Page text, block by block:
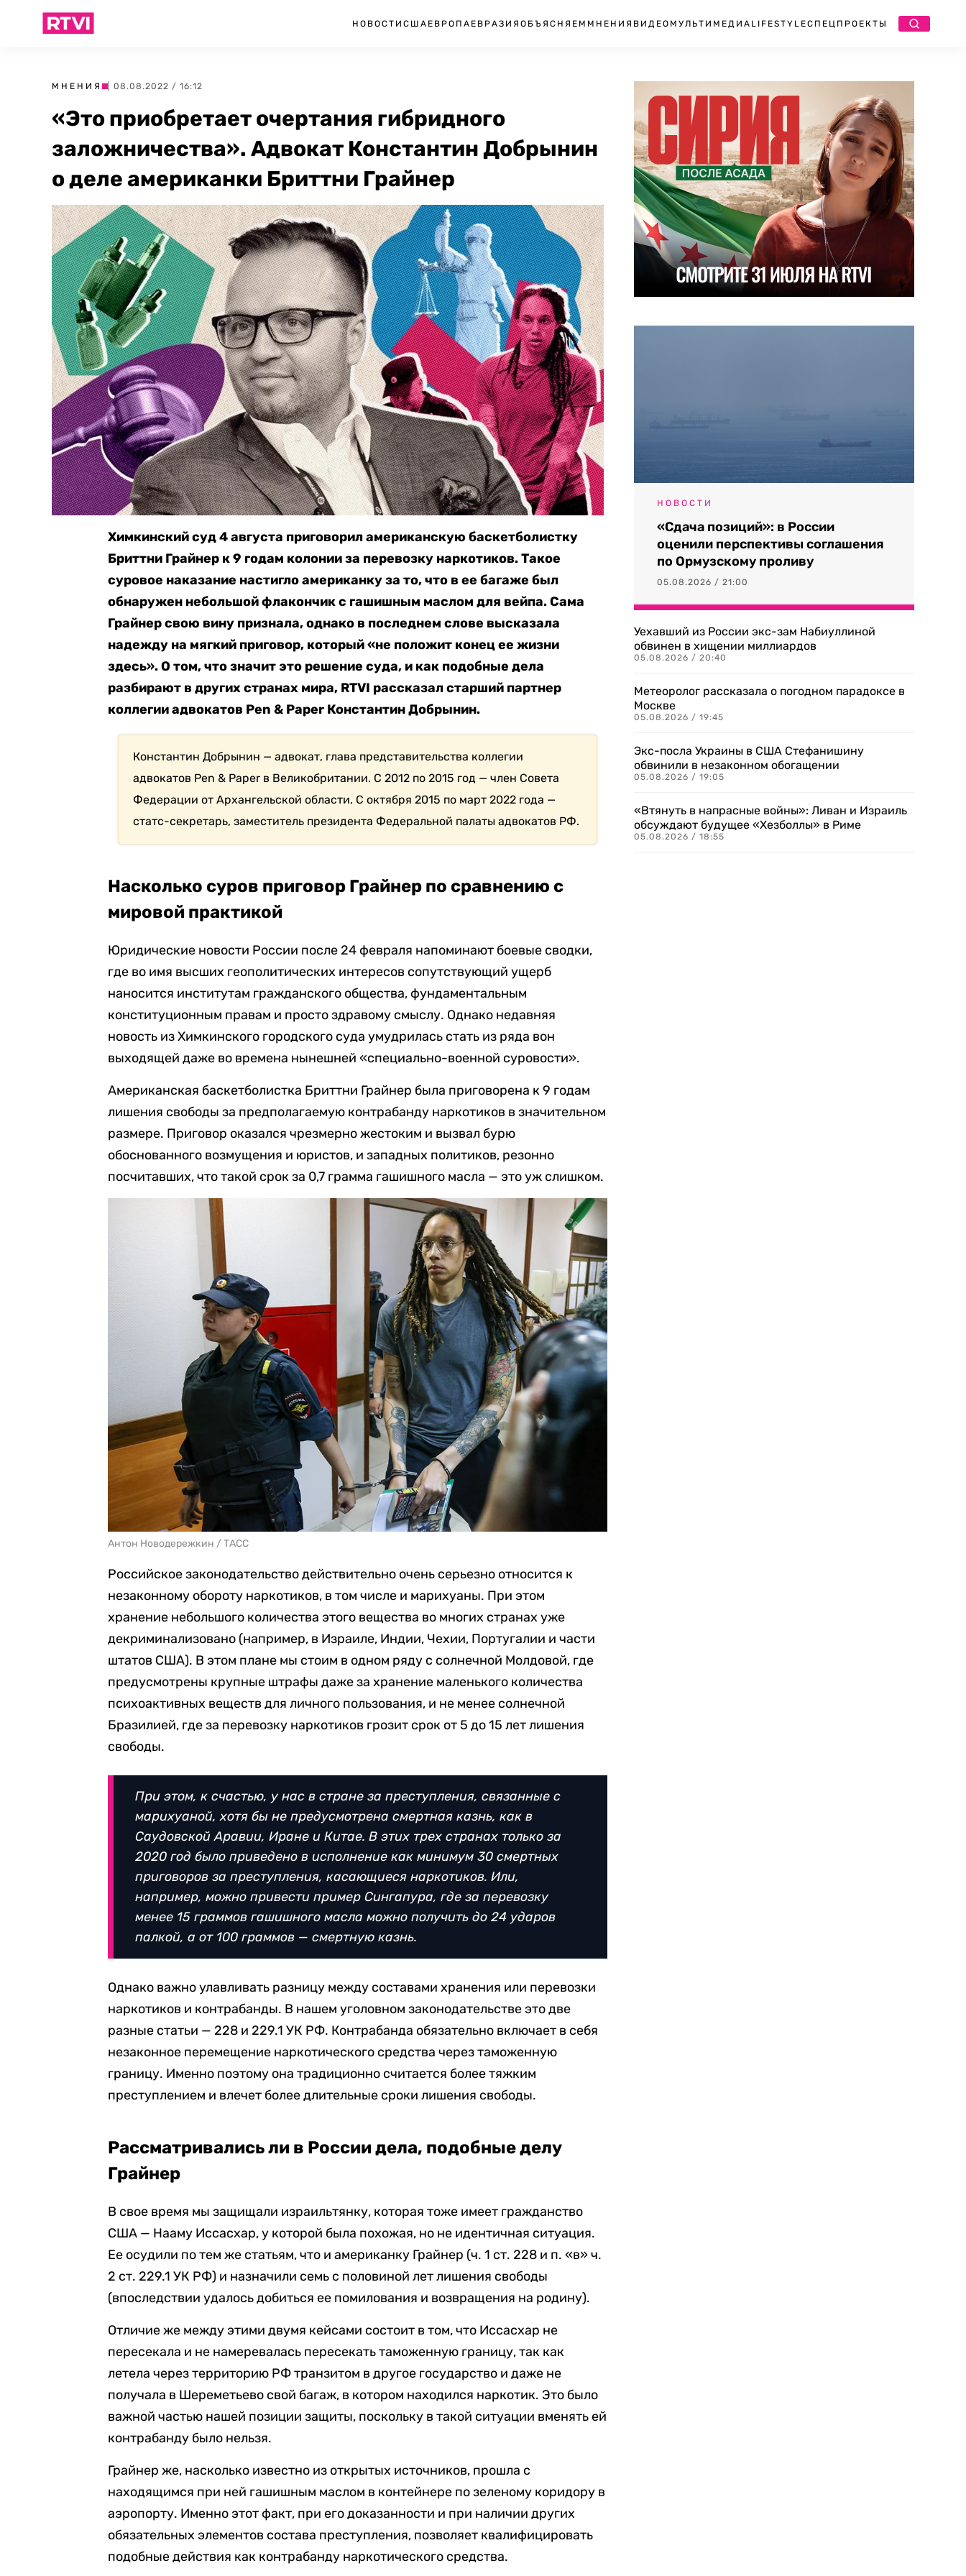
НОВОСТИ США ЕВРОПА ЕВРАЗИЯ ОБЪЯСНЯЕМ МНЕНИЯ ВИДЕО МУЛЬТИМЕДИА LIFESTYLEСПЕЦПРОЕКТЫ
МНЕНИЯ | 08.08.2022 / 16:12
«Это приобретает очертания гибридного
заложничества». Адвокат Константин Добрынин
о деле американки Бриттни Грайнер
Химкинский суд 4 августа приговорил американскую баскетболистку
Бриттни Грайнер к 9 годам колонии за перевозку наркотиков. Такое
суровое наказание настигло американку за то, что в ее багаже был
обнаружен небольшой флакончик с гашишным маслом для вейпа. Сама
Грайнер свою вину признала, однако в последнем слове высказала
надежду на мягкий приговор, который «не положит конец ее жизни
здесь». О том, что значит это решение суда, и как подобные дела
разбирают в других странах мира, RTVI рассказал старший партнер
коллегии адвокатов Pen & Paper Константин Добрынин.
Константин Добрынин — адвокат, глава представительства коллегии
адвокатов Pen & Paper в Великобритании. С 2012 по 2015 год — член Совета
Федерации от Архангельской области. С октября 2015 по март 2022 года —
статс-секретарь, заместитель президента Федеральной палаты адвокатов РФ.
Насколько суров приговор Грайнер по сравнению с
мировой практикой
Юридические новости России после 24 февраля напоминают боевые сводки,
где во имя высших геополитических интересов сопутствующий ущерб
наносится институтам гражданского общества, фундаментальным
конституционным правам и просто здравому смыслу. Однако недавняя
новость из Химкинского городского суда умудрилась стать из ряда вон
выходящей даже во времена нынешней «специально-военной суровости».
Американская баскетболистка Бриттни Грайнер была приговорена к 9 годам
лишения свободы за предполагаемую контрабанду наркотиков в значительном
размере. Приговор оказался чрезмерно жестоким и вызвал бурю
обоснованного возмущения и юристов, и западных политиков, резонно
посчитавших, что такой срок за 0,7 грамма гашишного масла — это уж слишком.
Антон Новодережкин / ТАСС
Российское законодательство действительно очень серьезно относится к
незаконному обороту наркотиков, в том числе и марихуаны. При этом
хранение небольшого количества этого вещества во многих странах уже
декриминализовано (например, в Израиле, Индии, Чехии, Португалии и части
штатов США). В этом плане мы стоим в одном ряду с солнечной Молдовой, где
предусмотрены крупные штрафы даже за хранение маленького количества
психоактивных веществ для личного пользования, и не менее солнечной
Бразилией, где за перевозку наркотиков грозит срок от 5 до 15 лет лишения
свободы.
При этом, к счастью, у нас в стране за преступления, связанные с
марихуаной, хотя бы не предусмотрена смертная казнь, как в
Саудовской Аравии, Иране и Китае. В этих трех странах только за
2020 год было приведено в исполнение как минимум 30 смертных
приговоров за преступления, касающиеся наркотиков. Или,
например, можно привести пример Сингапура, где за перевозку
менее 15 граммов гашишного масла можно получить до 24 ударов
палкой, а от 100 граммов — смертную казнь.
Однако важно улавливать разницу между составами хранения или перевозки
наркотиков и контрабанды. В нашем уголовном законодательстве это две
разные статьи — 228 и 229.1 УК РФ. Контрабанда обязательно включает в себя
незаконное перемещение наркотического средства через таможенную
границу. Именно поэтому она традиционно считается более тяжким
преступлением и влечет более длительные сроки лишения свободы.
Рассматривались ли в России дела, подобные делу
Грайнер
В свое время мы защищали израильтянку, которая тоже имеет гражданство
США — Нааму Иссасхар, у которой была похожая, но не идентичная ситуация.
Ее осудили по тем же статьям, что и американку Грайнер (ч. 1 ст. 228 и п. «в» ч.
2 ст. 229.1 УК РФ) и назначили семь с половиной лет лишения свободы
(впоследствии удалось добиться ее помилования и возвращения на родину).
Отличие же между этими двумя кейсами состоит в том, что Иссасхар не
пересекала и не намеревалась пересекать таможенную границу, так как
летела через территорию РФ транзитом в другое государство и даже не
получала в Шереметьево свой багаж, в котором находился наркотик. Это было
важной частью нашей позиции защиты, поскольку в такой ситуации вменять ей
контрабанду было нельзя.
Грайнер же, насколько известно из открытых источников, прошла с
находящимся при ней гашишным маслом в контейнере по зеленому коридору в
аэропорту. Именно этот факт, при его доказанности и при наличии других
обязательных элементов состава преступления, позволяет квалифицировать
подобные действия как контрабанду наркотического средства.
НОВОСТИ
«Сдача позиций»: в России
оценили перспективы соглашения
по Ормузскому проливу
05.08.2026 / 21:00
Уехавший из России экс-зам Набиуллиной
обвинен в хищении миллиардов
05.08.2026 / 20:40
Метеоролог рассказала о погодном парадоксе в
Москве
05.08.2026 / 19:45
Экс-посла Украины в США Стефанишину
обвинили в незаконном обогащении
05.08.2026 / 19:05
«Втянуть в напрасные войны»: Ливан и Израиль
обсуждают будущее «Хезболлы» в Риме
05.08.2026 / 18:55